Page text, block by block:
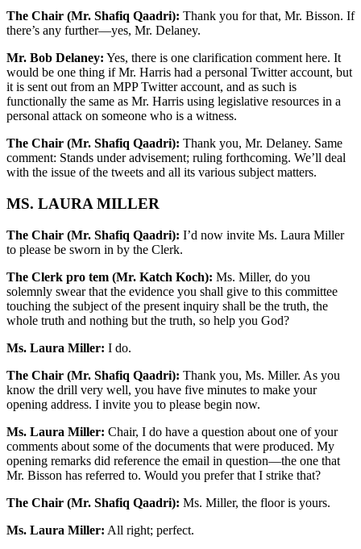
The Chair (Mr. Shafiq Qaadri): Thank you for that, Mr. Bisson. If
there’s any further—yes, Mr. Delaney.
Mr. Bob Delaney: Yes, there is one clarification comment here. It
would be one thing if Mr. Harris had a personal Twitter account, but
it is sent out from an MPP Twitter account, and as such is
functionally the same as Mr. Harris using legislative resources in a
personal attack on someone who is a witness.
The Chair (Mr. Shafiq Qaadri): Thank you, Mr. Delaney. Same
comment: Stands under advisement; ruling forthcoming. We’ll deal
with the issue of the tweets and all its various subject matters.
MS. LAURA MILLER
The Chair (Mr. Shafiq Qaadri): I’d now invite Ms. Laura Miller
to please be sworn in by the Clerk.
The Clerk pro tem (Mr. Katch Koch): Ms. Miller, do you
solemnly swear that the evidence you shall give to this committee
touching the subject of the present inquiry shall be the truth, the
whole truth and nothing but the truth, so help you God?
Ms. Laura Miller: I do.
The Chair (Mr. Shafiq Qaadri): Thank you, Ms. Miller. As you
know the drill very well, you have five minutes to make your
opening address. I invite you to please begin now.
Ms. Laura Miller: Chair, I do have a question about one of your
comments about some of the documents that were produced. My
opening remarks did reference the email in question—the one that
Mr. Bisson has referred to. Would you prefer that I strike that?
The Chair (Mr. Shafiq Qaadri): Ms. Miller, the floor is yours.
Ms. Laura Miller: All right; perfect.